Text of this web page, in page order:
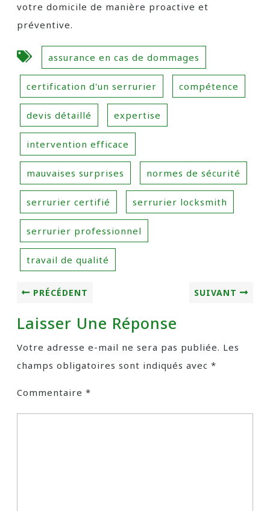
votre domicile de manière proactive et
préventive.
assurance en cas de dommages
certification d'un serrurier compétence
devis détaillé expertise
intervention efficace
mauvaises surprises normes de sécurité
serrurier certifié serrurier locksmith
serrurier professionnel
travail de qualité
PRÉCÉDENT SUIVANT
Laisser Une Réponse
Votre adresse e-mail ne sera pas publiée. Les
champs obligatoires sont indiqués avec *
Commentaire *